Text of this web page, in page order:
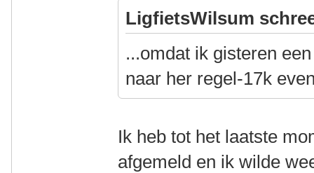
LigfietsWilsum
...omdat ik gisteren
naar her regel-17k
Ik heb tot het laatste
afgemeld en ik wilde